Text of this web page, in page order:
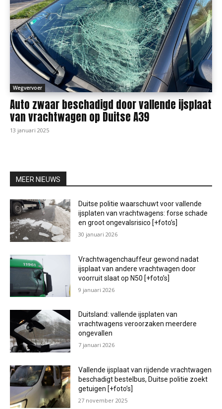
Wegvervoer
Auto zwaar beschadigd door vallende ijsplaat
van vrachtwagen op Duitse A39
13 januari 2025
MEER NIEUWS
Duitse politie waarschuwt voor vallende
ijsplaten van vrachtwagens: forse schade
en groot ongevalsrisico [+foto’s]
30 januari 2026
Vrachtwagenchauffeur gewond nadat
ijsplaat van andere vrachtwagen door
voorruit slaat op N50 [+foto’s]
9 januari 2026
Duitsland: vallende ijsplaten van
vrachtwagens veroorzaken meerdere
ongevallen
7 januari 2026
Vallende ijsplaat van rijdende vrachtwagen
beschadigt bestelbus, Duitse politie zoekt
getuigen [+foto’s]
27 november 2025